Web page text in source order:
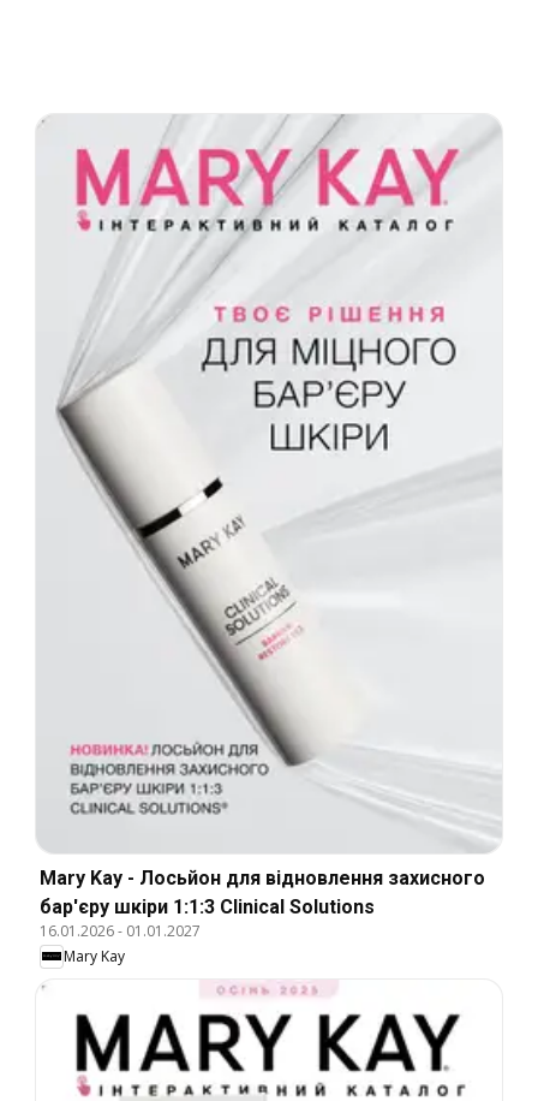
Mary Kay - Лосьйон для відновлення захисного
бар'єру шкіри 1:1:3 Clinical Solutions
16.01.2026- 01.01.2027
Mary Kay